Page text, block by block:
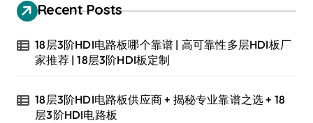
Recent Posts
18层3阶HDI电路板哪个靠谱 | 高可靠性多层HDI板厂
家推荐 | 18层3阶HDI板定制
18层3阶HDI电路板供应商 + 揭秘专业靠谱之选 + 18
层3阶HDI电路板